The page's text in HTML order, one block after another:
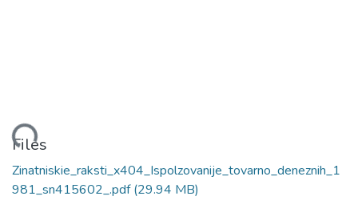
Loading...
Files
Zinatniskie_raksti_x404_Ispolzovanije_tovarno_deneznih_1
981_sn415602_.pdf(29.94 MB)